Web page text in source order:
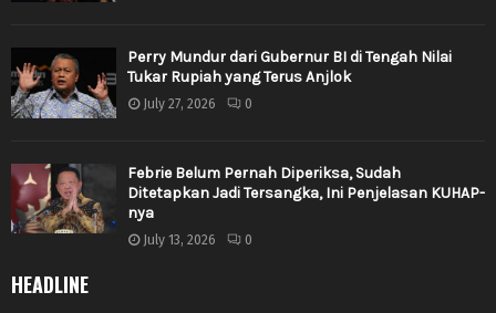
Perry Mundur dari Gubernur BI di Tengah Nilai
Tukar Rupiah yang Terus Anjlok
July 27, 2026 0
Febrie Belum Pernah Diperiksa, Sudah
Ditetapkan Jadi Tersangka, Ini Penjelasan KUHAP-
nya
July 13, 2026 0
HEADLINE